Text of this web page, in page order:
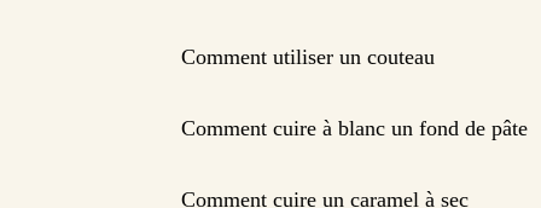
Comment utiliser un couteau
Comment cuire à blanc un fond de pâte
Comment cuire un caramel à sec